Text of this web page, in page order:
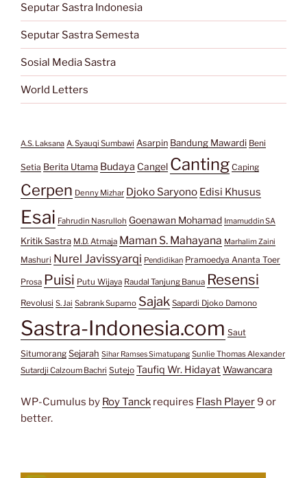
Seputar Sastra Indonesia
Seputar Sastra Semesta
Sosial Media Sastra
World Letters
A.S. Laksana A. Syauqi Sumbawi Asarpin Bandung Mawardi Beni
Setia Berita Utama Budaya Cangel Canting Caping
Cerpen Denny Mizhar Djoko Saryono Edisi Khusus
Esai Fahrudin Nasrulloh Goenawan Mohamad Imamuddin SA
Kritik Sastra M.D. Atmaja Maman S. Mahayana Marhalim Zaini
Mashuri Nurel Javissyarqi Pendidikan Pramoedya Ananta Toer
Prosa Puisi Putu Wijaya Raudal Tanjung Banua Resensi
Revolusi S. Jai Sabrank Suparno Sajak Sapardi Djoko Damono
Sastra-Indonesia.com Saut
Situmorang Sejarah Sihar Ramses Simatupang Sunlie Thomas Alexander
Sutardji Calzoum Bachri Sutejo Taufiq Wr. Hidayat Wawancara
WP-Cumulus by Roy Tanck requires Flash Player9 or
better.